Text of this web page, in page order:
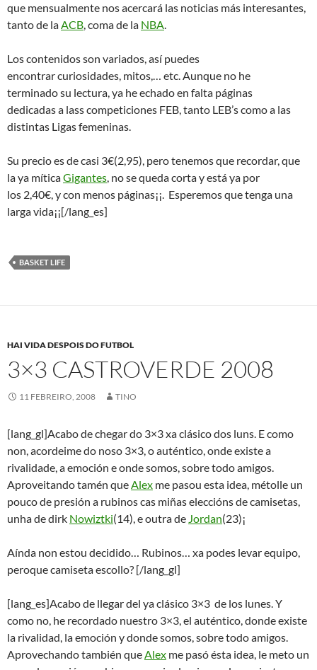
que mensualmente nos acercará las noticias más interesantes,
tanto de laACB, coma de la NBA.
Los contenidos son variados, así puedes
encontrar curiosidades, mitos,… etc. Aunque no he
terminado su lectura, ya he echado en falta páginas
dedicadas a lass competiciones FEB, tanto LEB’s como a las
distintas Ligas femeninas.
Su precio es de casi 3€(2,95), pero tenemos que recordar, que
la ya míticaGigantes, no se queda corta y está ya por
los 2,40€, y con menos páginas¡¡. Esperemos que tenga una
larga vida¡¡[/lang_es]
BASKET LIFE
HAI VIDA DESPOIS DO FUTBOL
3×3 CASTROVERDE 2008
11 FEBREIRO, 2008 TINO
[lang_gl]Acabo de chegar do 3×3 xa clásico dos luns. E como
non, acordeime do noso 3×3, o auténtico, onde existe a
rivalidade, a emoción e onde somos, sobre todo amigos.
Aproveitando tamén queAlex me pasou esta idea, métolle un
pouco de presión a rubinos cas miñas eleccións de camisetas,
unha de dirk Nowiztki(14), e outra de Jordan(23)¡
Aínda non estou decidido… Rubinos… xa podes levar equipo,
peroque camiseta escollo? [/lang_gl]
[lang_es]Acabo de llegar del ya clásico 3×3 de los lunes. Y
como no, he recordado nuestro 3×3, el auténtico, donde existe
la rivalidad, la emoción y donde somos, sobre todo amigos.
Aprovechando también queAlex me pasó ésta idea, le meto un